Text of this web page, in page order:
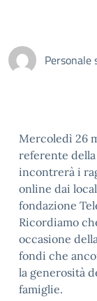
Personale
Mercoledì 26
referente
incontrerà i
online dai
fondazione
Ricordiamo
occasione
fondi che
la generosità
famiglie.